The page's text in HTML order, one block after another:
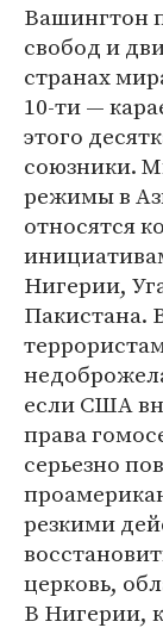
Вашингтон
свобод и
странах
10-ти —
этого
союзники.
режимы в
относятся
Нигерии,
Пакистана.
если США
права
серьезно
резкими
церковь,
В Нигерии,